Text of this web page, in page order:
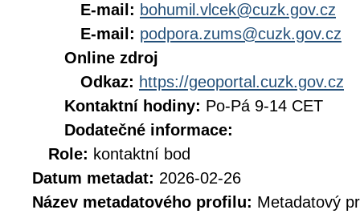
E-mail: bohumil.vlcek@cuzk.gov.cz
E-mail: podpora.zums@cuzk.gov.cz
Online zdroj
Odkaz: https://geoportal.cuzk.gov.cz
Kontaktní hodiny: Po-Pá 9-14 CET
Dodatečné informace:
Role: kontaktní bod
Datum metadat: 2026-02-26
Název metadatového profilu: Metadatový